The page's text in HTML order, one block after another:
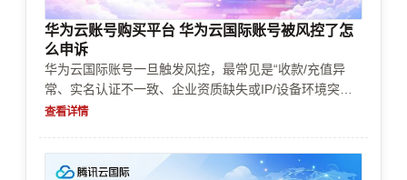
华为云账号购买平台 华为云国际账号被风控了怎
么申诉
华为云国际账号一旦触发风控，最常见是“收款/充值异
常、实名认证不一致、企业资质缺失或IP/设备环境突
变”。本文按账号购买、实名认证、企业认证、充值续
路，给出申诉前的材料清单、提交路径和审核失败的替代
方案，帮助你尽快恢复业务可用状态。
查看详情